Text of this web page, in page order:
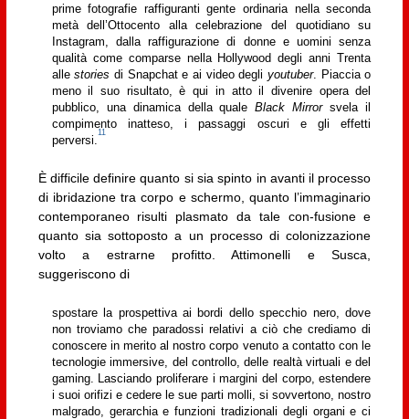
prime fotografie raffiguranti gente ordinaria nella seconda
metà dell’Ottocento alla celebrazione del quotidiano su
Instagram, dalla raffigurazione di donne e uomini senza
qualità come comparse nella Hollywood degli anni Trenta
allestories di Snapchat e ai video degli youtuber. Piaccia o
meno il suo risultato, è qui in atto il divenire opera del
pubblico, una dinamica della qualeBlack Mirrorsvela il
compimento inatteso, i passaggi oscuri e gli effetti
perversi.
11
È difficile definire quanto si sia spinto in avanti il processo
di ibridazione tra corpo e schermo, quanto l’immaginario
contemporaneo risulti plasmato da tale con-fusione e
quanto sia sottoposto a un processo di colonizzazione
volto a estrarne profitto. Attimonelli e Susca,
suggeriscono di
spostare la prospettiva ai bordi dello specchio nero, dove
non troviamo che paradossi relativi a ciò che crediamo di
conoscere in merito al nostro corpo venuto a contatto con le
tecnologie immersive, del controllo, delle realtà virtuali e del
gaming. Lasciando proliferare i margini del corpo, estendere
i suoi orifizi e cedere le sue parti molli, si sovvertono, nostro
malgrado, gerarchia e funzioni tradizionali degli organi e ci